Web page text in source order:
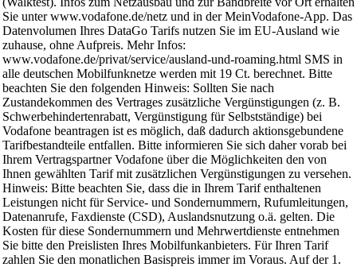
Sie unter www.vodafone.de/netz und in der MeinVodafone-App. Das
Datenvolumen Ihres DataGo Tarifs nutzen Sie im EU-Ausland wie
zuhause, ohne Aufpreis. Mehr Infos:
www.vodafone.de/privat/service/ausland-und-roaming.html SMS in
alle deutschen Mobilfunknetze werden mit 19 Ct. berechnet. Bitte
beachten Sie den folgenden Hinweis: Sollten Sie nach
Zustandekommen des Vertrages zusätzliche Vergünstigungen (z. B.
Schwerbehindertenrabatt, Vergünstigung für Selbstständige) bei
Vodafone beantragen ist es möglich, daß dadurch aktionsgebundene
Tarifbestandteile entfallen. Bitte informieren Sie sich daher vorab bei
Ihrem Vertragspartner Vodafone über die Möglichkeiten den von
Ihnen gewählten Tarif mit zusätzlichen Vergünstigungen zu versehen.
Hinweis: Bitte beachten Sie, dass die in Ihrem Tarif enthaltenen
Leistungen nicht für Service- und Sondernummern, Rufumleitungen,
Datenanrufe, Faxdienste (CSD), Auslandsnutzung o.ä. gelten. Die
Kosten für diese Sondernummern und Mehrwertdienste entnehmen
Sie bitte den Preislisten Ihres Mobilfunkanbieters. Für Ihren Tarif
zahlen Sie den monatlichen Basispreis immer im Voraus. Auf der 1.